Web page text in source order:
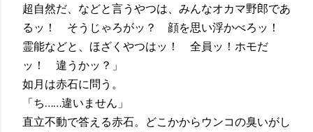
超自然だ、などと言うやつは、みんなオカマ野郎であ
るッ！ そうじゃろがッ？ 顔を思い浮かべろッ！
霊能などと、ほざくやつはッ！ 全員ッ！ホモだ
ッ！ 違うかッ？」
如月は赤石に問う。
「ち……違いません」
直立不動で答える赤石。どこかからウンコの臭いがし